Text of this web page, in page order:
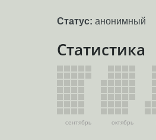
Статус: анонимный
Статистика
сентябрь октябрь